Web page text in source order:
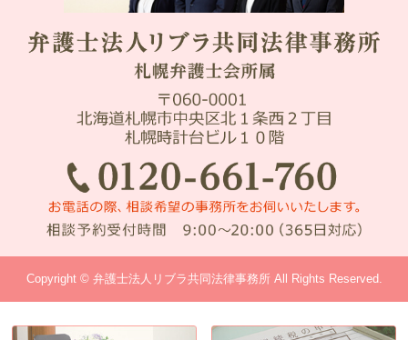
Copyright © 弁護士法人リブラ共同法律事務所 All Rights Reserved.